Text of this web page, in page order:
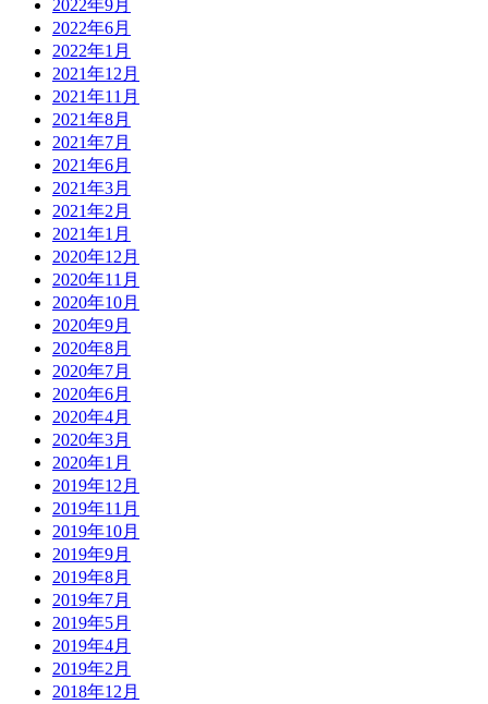
2022年9月
2022年6月
2022年1月
2021年12月
2021年11月
2021年8月
2021年7月
2021年6月
2021年3月
2021年2月
2021年1月
2020年12月
2020年11月
2020年10月
2020年9月
2020年8月
2020年7月
2020年6月
2020年4月
2020年3月
2020年1月
2019年12月
2019年11月
2019年10月
2019年9月
2019年8月
2019年7月
2019年5月
2019年4月
2019年2月
2018年12月